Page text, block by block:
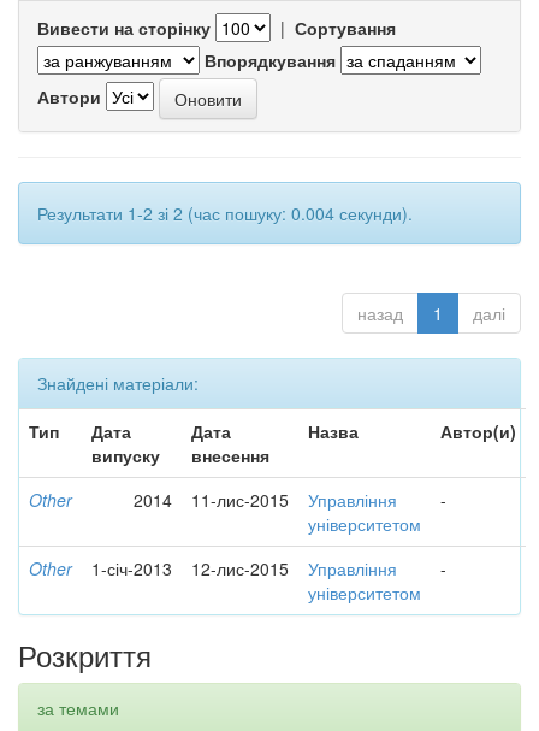
Вивести на сторінку | Сортування
Впорядкування
Автори
Результати 1-2 зі 2 (час пошуку: 0.004 секунди).
назад 1 далі
Знайдені матеріали:
Тип
Дата
випуску
Дата
внесення
Назва Автор(и)
Other 2014 11-лис-2015
Управління
університетом
-
Other 1-січ-2013 12-лис-2015
Управління
університетом
-
Розкриття
за темами